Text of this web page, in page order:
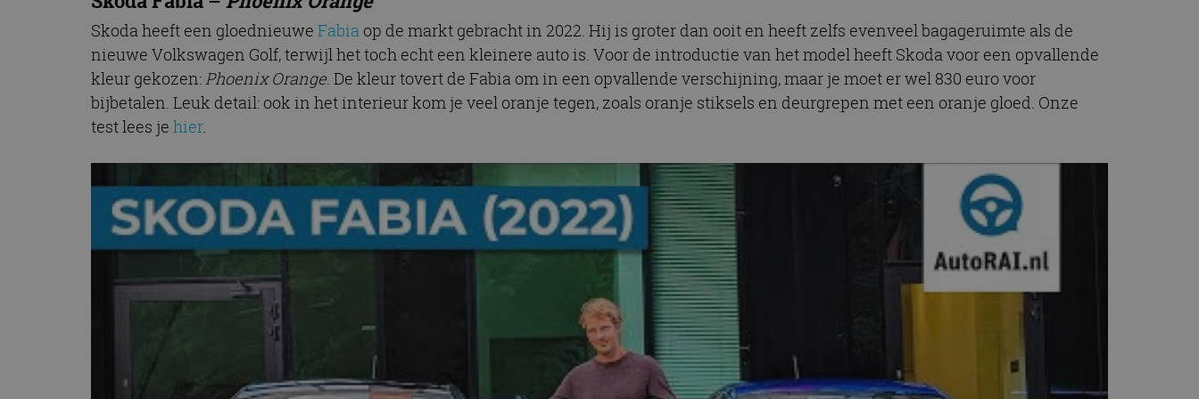
Skoda heeft een gloednieuwe Fabia op de markt gebracht in 2022. Hij is groter dan ooit en heeft zelfs evenveel bagageruimte als de
nieuwe Volkswagen Golf, terwijl het toch echt een kleinere auto is. Voor de introductie van het model heeft Skoda voor een opvallende
kleur gekozen:Phoenix Orange. De kleur tovert de Fabia om in een opvallende verschijning, maar je moet er wel 830 euro voor
bijbetalen. Leuk detail: ook in het interieur kom je veel oranje tegen, zoals oranje stiksels en deurgrepen met een oranje gloed. Onze
test lees je hier.